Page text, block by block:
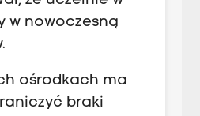
w nowoczesną
ośrodkach ma
braki